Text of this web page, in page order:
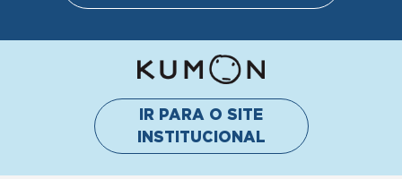
IR PARA O SITE
INSTITUCIONAL